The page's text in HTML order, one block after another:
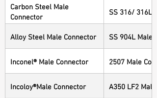
Carbon Steel Male
Connector
SS 316/ 316L
Alloy Steel Male Connector SS 904L Male
Inconel® Male Connector 2507 Male
Incoloy®Male Connector A350 LF2 Male